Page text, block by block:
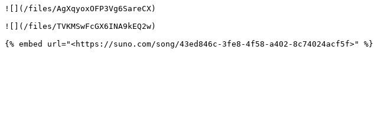
![](/files/AgXqyoxOFP3Vg6SareCX)
![](/files/TVKMSwFcGX6INA9kEQ2w)